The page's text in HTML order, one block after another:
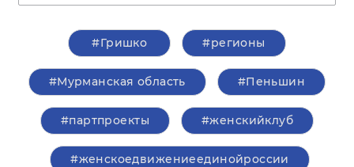
#Гришко #регионы
#Мурманская область #Пеньшин
#партпроекты #женскийклуб
#женскоедвижениеединойроссии